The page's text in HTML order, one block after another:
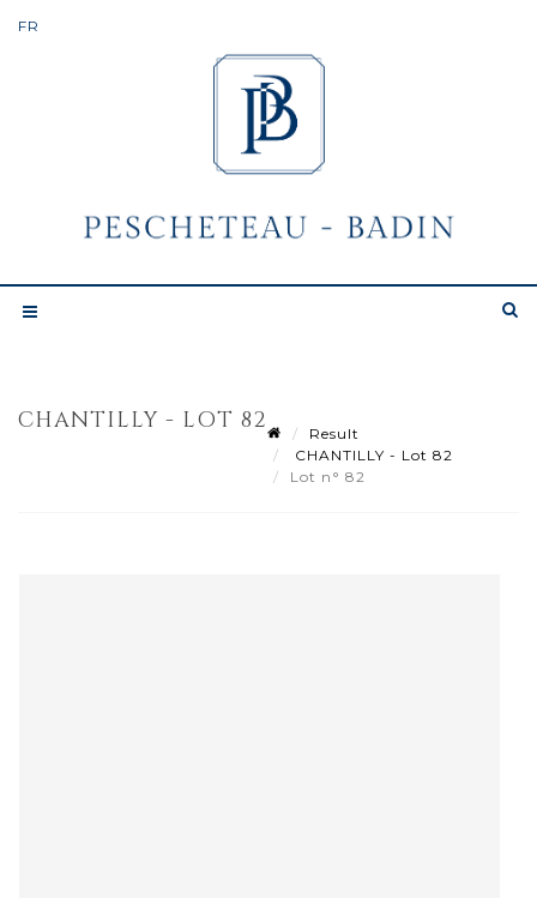
CHANTILLY - LOT 82
Result
CHANTILLY - Lot 82
Lot n° 82